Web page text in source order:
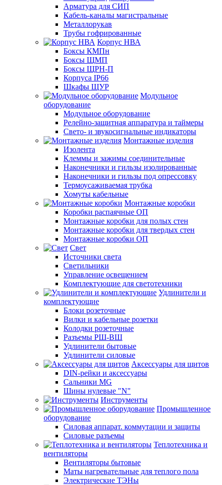
Арматура для СИП
Кабель-каналы магистральные
Металлорукав
Трубы гофрированные
Корпус НВА
Боксы КМПн
Боксы ЩМП
Боксы ЩРН-П
Корпуса IP66
Шкафы ЩУР
Модульное
оборудование
Модульное оборудование
Релейно-защитная аппаратура и таймеры
Свето- и звукосигнальные индикаторы
Монтажные изделия
Изолента
Клеммы и зажимы соединительные
Наконечники и гильзы изолированные
Наконечники и гильзы под опрессовку
Термоусаживаемая трубка
Хомуты кабельные
Монтажные коробки
Коробки распаячные ОП
Монтажные коробки для полых стен
Монтажные коробки для твердых стен
Монтажные коробки ОП
Свет
Источники света
Светильники
Управление освещением
Комплектующие для светотехники
Удлинители и
комплектующие
Блоки розеточные
Вилки и кабельные розетки
Колодки розеточные
Разъемы РШ-ВШ
Удлинители бытовые
Удлинители силовые
Аксессуары для щитов
DIN-рейки и аксессуары
Сальники MG
Шины нулевые "N"
Инструменты
Промышленное
оборудование
Силовая аппарат. коммутации и защиты
Силовые разъемы
Теплотехника и
вентиляторы
Вентиляторы бытовые
Маты нагревательные для теплого пола
Электрические ТЭНы